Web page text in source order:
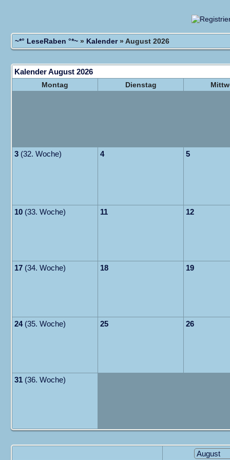
~*° LeseRaben °*~ » Kalender» August 2026
Kalender August 2026
Montag Dienstag
3 (32. Woche) 4 5
10 (33. Woche) 11 12
17 (34. Woche) 18 19
24(35. Woche) 25 26
31 (36. Woche)